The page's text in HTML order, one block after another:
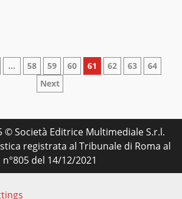
… 58 59 60 61 62 63
64
Next
© Società Editrice Multimediale S.r.l.
registrata al Tribunale di Roma al
n°805 del 14/12/2021